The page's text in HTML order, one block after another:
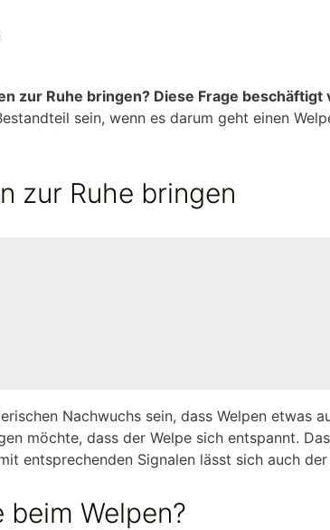
zur Ruhe bringen? Diese Frage
sein, wenn es darum geht einen
zur Ruhe bringen
Nachwuchs sein, dass Welpen etwas
möchte, dass der Welpe sich entspannt.
entsprechenden Signalen lässt sich auch
Welpen?